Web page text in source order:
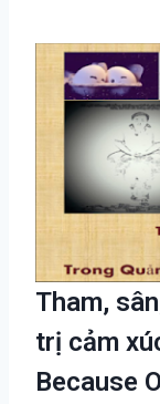
Tham,
trị cảm
Because